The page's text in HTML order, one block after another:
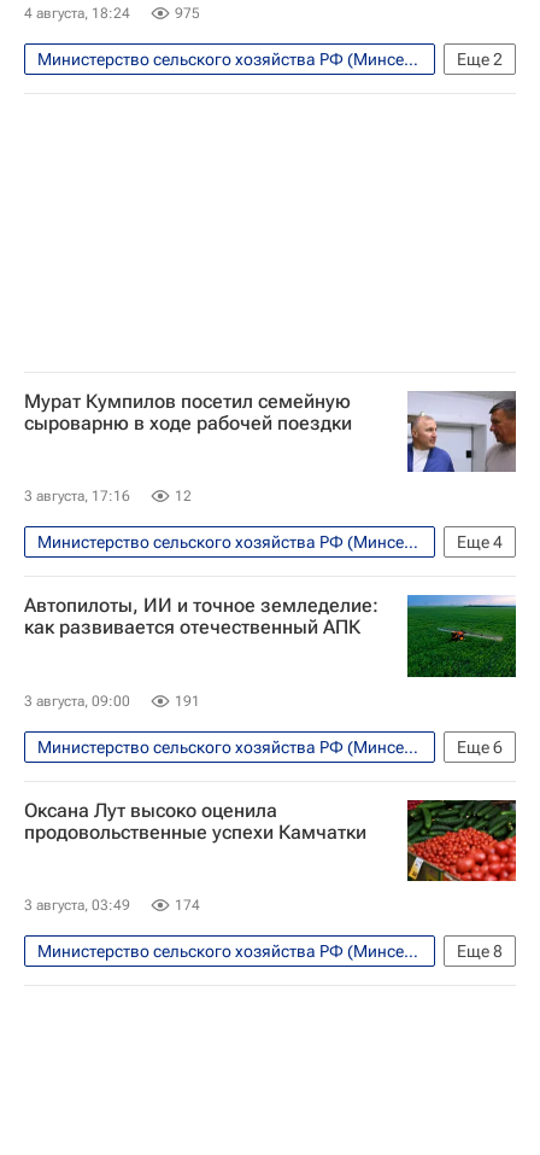
4 августа, 18:24 975
Еще2
Министерство сельского хозяйства РФ (Минсельхоз России)
Россия
Владимир Путин
Мурат Кумпилов посетил семейную
сыроварню в ходе рабочей поездки
3 августа, 17:16 12
Еще4
Министерство сельского хозяйства РФ (Минсельхоз России)
Республика Адыгея
Республика Адыгея
Мурат Кумпилов
Гиагинский район
Автопилоты, ИИ и точное земледелие:
как развивается отечественный АПК
3 августа, 09:00 191
Еще6
Министерство сельского хозяйства РФ (Минсельхоз России)
Твой бизнес
Россия
Нацпроекты
Оксана Лут
Господдержка
Оксана Лут высоко оценила
продовольственные успехи Камчатки
3 августа, 03:49 174
Еще8
Министерство сельского хозяйства РФ (Минсельхоз России)
Камчатский край
Экономика